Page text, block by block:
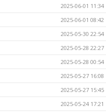
2025-06-01 11:34
2025-06-01 08:42
2025-05-30 22:54
2025-05-28 22:27
2025-05-28 00:54
2025-05-27 16:08
2025-05-27 15:45
2025-05-24 17:21